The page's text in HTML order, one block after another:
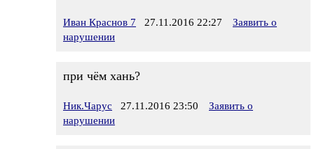
Иван Краснов 7 27.11.2016 22:27
Заявить о
нарушении
при чём хань?
Ник.Чарус 27.11.2016 23:50
Заявить о
нарушении